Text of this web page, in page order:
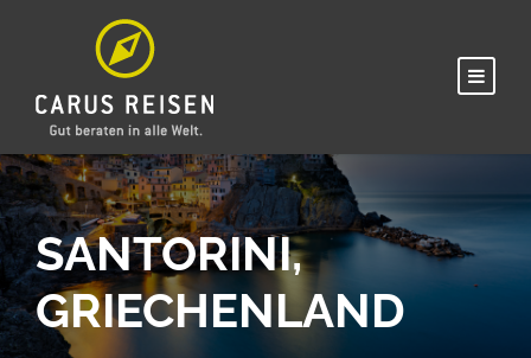
SANTORINI,
GRIECHENLAND